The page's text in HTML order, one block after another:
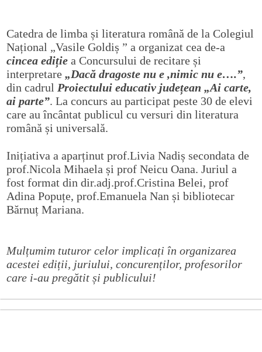
Catedra de limba și literatura română de la Colegiul
Național „Vasile Goldiș ” a organizat cea de-a
cincea edițiea Concursului de recitare și
interpretare „Dacă dragoste nu e ,nimic nu e….”,
din cadrul Proiectului educativ județean „Ai carte,
ai parte”. La concurs au participat peste 30 de elevi
care au încântat publicul cu versuri din literatura
română și universală.
Inițiativa a aparținut prof.Livia Nadiș secondata de
prof.Nicola Mihaela și prof Neicu Oana. Juriul a
fost format din dir.adj.prof.Cristina Belei, prof
Adina Popuțe, prof.Emanuela Nan și bibliotecar
Bărnuț Mariana.
Mulțumim tuturor celor implicați în organizarea
acestei ediții, juriului, concurenților, profesorilor
care i-au pregătit și publicului!